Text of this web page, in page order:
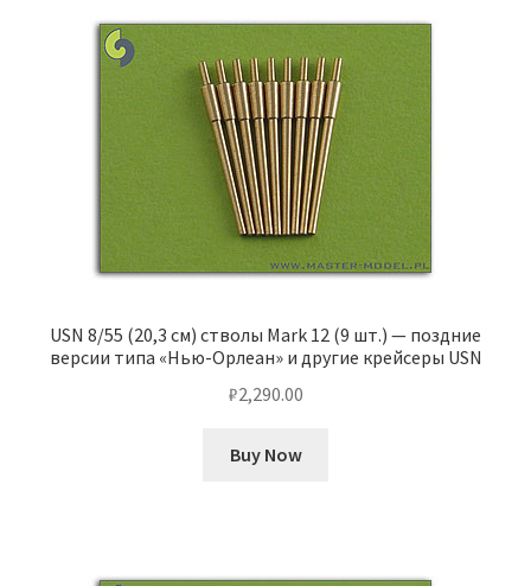
USN 8/55 (20,3 см) стволы Mark 12 (9 шт.) — поздние
версии типа «Нью-Орлеан» и другие крейсеры USN
₽2,290.00
Buy Now